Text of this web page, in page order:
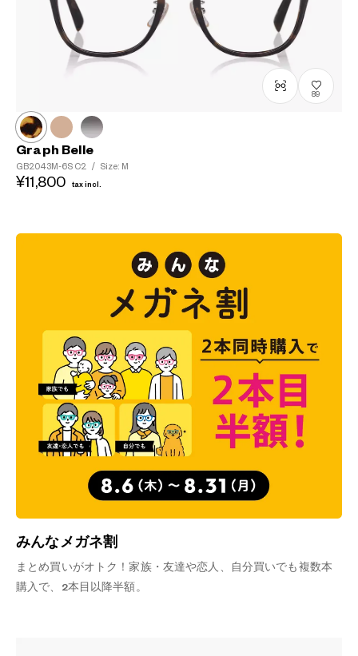
みんなメガネ割
まとめ買いがオトク！家族・友達や恋人、自分買いでも複数本
購入で、2本目以降半額。
89
Graph Belle
GB2043M-6S C2 / Size: M
¥11,800 tax incl.